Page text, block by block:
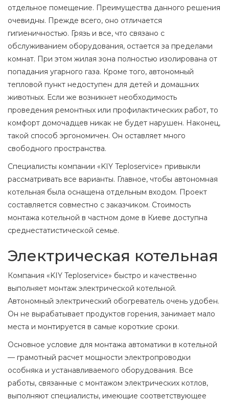
отдельное помещение. Преимущества данного решения
очевидны. Прежде всего, оно отличается
гигиеничностью. Грязь и все, что связано с
обслуживанием оборудования, остается за пределами
комнат. При этом жилая зона полностью изолирована от
попадания угарного газа. Кроме того, автономный
тепловой пункт недоступен для детей и домашних
животных. Если же возникнет необходимость
проведения ремонтных или профилактических работ, то
комфорт домочадцев никак не будет нарушен. Наконец,
такой способ эргономичен. Он оставляет много
свободного пространства.
Специалисты компании «KIY Teploservice» привыкли
рассматривать все варианты. Главное, чтобы автономная
котельная была оснащена отдельным входом. Проект
составляется совместно с заказчиком. Стоимость
монтажа котельной в частном доме в Киеве доступна
среднестатистической семье.
Электрическая котельная
Компания «KIY Teploservice» быстро и качественно
выполняет монтаж электрической котельной.
Автономный электрический обогреватель очень удобен.
Он не вырабатывает продуктов горения, занимает мало
места и монтируется в самые короткие сроки.
Основное условие для монтажа автоматики в котельной
— грамотный расчет мощности электропроводки
особняка и устанавливаемого оборудования. Все
работы, связанные с монтажом электрических котлов,
выполняют специалисты, имеющие соответствующее